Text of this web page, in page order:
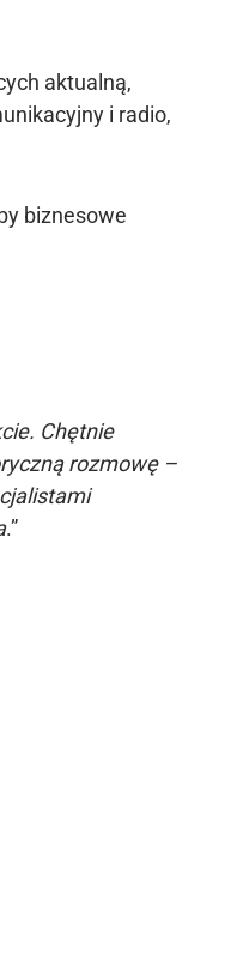
aktualną,
i radio,
biznesowe
Chętnie
rozmowę –
.”